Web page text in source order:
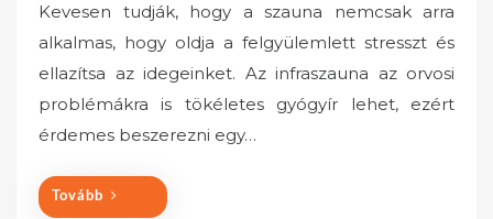
e
d
o
Kevesen tudják, hogy a szauna nemcsak arra
alkalmas, hogy oldja a felgyülemlett stresszt és
ellazítsa az idegeinket. Az infraszauna az orvosi
problémákra is tökéletes gyógyír lehet, ezért
érdemes beszerezni egy…
Tovább